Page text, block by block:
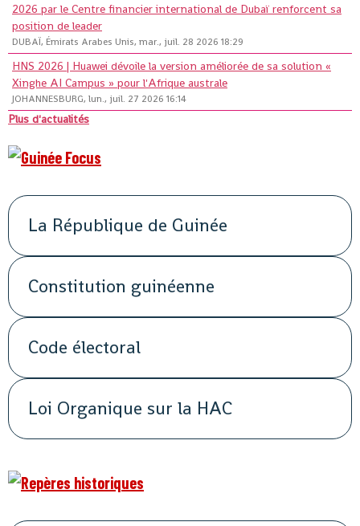
2026 par le Centre financier international de Dubaï renforcent sa
position de leader
DUBAÏ, Émirats Arabes Unis, mar., juil. 28 2026 18:29
HNS 2026 | Huawei dévoile la version améliorée de sa solution «
Xinghe AI Campus » pour l'Afrique australe
JOHANNESBURG, lun., juil. 27 2026 16:14
Plus d'actualités
La République de Guinée
Constitution guinéenne
Code électoral
Loi Organique sur la HAC